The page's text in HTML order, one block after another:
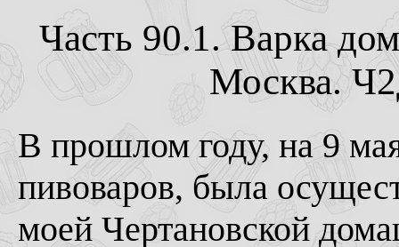
Часть 90.1. Варка
Москва.
В прошлом году, на 9
пивоваров, была
моей Чертановской